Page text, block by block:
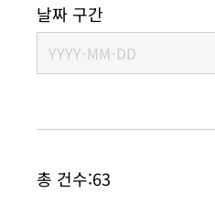
날짜 구간
총 건수:63